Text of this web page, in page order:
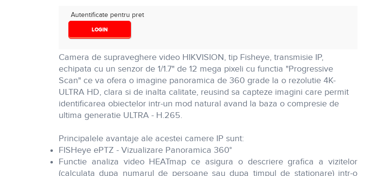
Autentificate pentru pret
LOGIN
Camera de supraveghere video HIKVISION, tip Fisheye, transmisie IP,
echipata cu un senzor de 1/1.7" de 12 mega pixeli cu functia "Progressive
Scan" ce va ofera o imagine panoramica de 360 grade la o rezolutie 4K-
ULTRA HD, clara si de inalta calitate, reusind sa capteze imagini care permit
identificarea obiectelor intr-un mod natural avand la baza o compresie de
ultima generatie ULTRA - H.265.
Principalele avantaje ale acestei camere IP sunt:
FISHeye ePTZ - Vizualizare Panoramica 360°
Functie analiza video HEATmap ce asigura o descriere grafica a vizitelor
(calculata dupa numarul de persoane sau dupa timpul de stationare) intr-o